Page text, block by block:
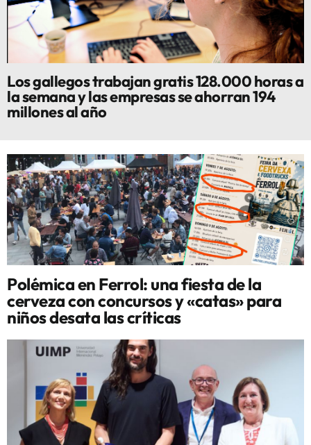
Los gallegos trabajan gratis 128.000 horas a
la semana y las empresas se ahorran 194
millones al año
Polémica en Ferrol: una fiesta de la
cerveza con concursos y «catas» para
niños desata las críticas